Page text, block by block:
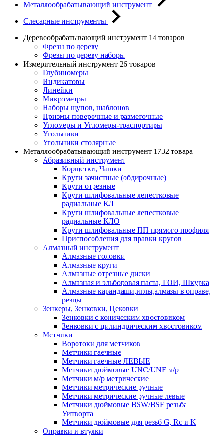
Металлообрабатывающий инструмент
Слесарные инструменты
Деревообрабатывающий инструмент 14 товаров
Фрезы по дереву
Фрезы по дереву наборы
Измерительный инструмент 26 товаров
Глубиномеры
Индикаторы
Линейки
Микрометры
Наборы щупов, шаблонов
Призмы поверочные и разметочные
Угломеры и Угломеры-траспортиры
Угольники
Угольники столярные
Металлообрабатывающий инструмент 1732 товара
Абразивный инструмент
Корщетки, Чашки
Круги зачистные (обдирочные)
Круги отрезные
Круги шлифовальные лепестковые
радиальные КЛ
Круги шлифовальные лепестковые
радиальные КЛО
Круги шлифовальные ПП прямого профиля
Приспособления для правки кругов
Алмазный инструмент
Алмазные головки
Алмазные круги
Алмазные отрезные диски
Алмазная и эльборовая паста, ГОИ, Шкурка
Алмазные карандаши,иглы,алмазы в оправе,
резцы
Зенкеры, Зенковки, Цековки
Зенковки с коническим хвостовиком
Зенковки с цилиндрическим хвостовиком
Метчики
Воротоки для метчиков
Метчики гаечные
Метчики гаечные ЛЕВЫЕ
Метчики дюймовые UNC/UNF м/р
Метчики м/р метрические
Метчики метрические ручные
Метчики метрические ручные левые
Метчики дюймовые BSW/BSF резьба
Уитворта
Метчики дюймовые для резьб G, Rc и K
Оправки и втулки